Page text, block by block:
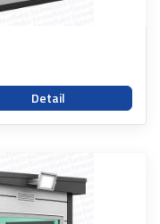
Detail